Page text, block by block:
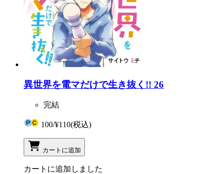
異世界を電マだけで生き抜く!! 26
完結
100/¥110(税込)
カートに追加
カートに追加しました